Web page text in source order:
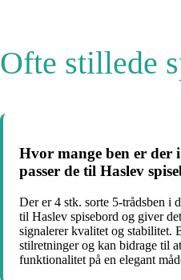
Ofte stillede
Hvor mange ben er der
passer de til Haslev
Der er 4 stk. sorte 5-trådsben i
til Haslev spisebord og giver
signalerer kvalitet og stabilitet.
stilretninger og kan bidrage til
funktionalitet på en elegant